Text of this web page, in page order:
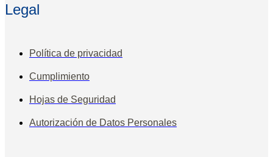
Legal
Política de privacidad
Cumplimiento
Hojas de Seguridad
Autorización de Datos Personales